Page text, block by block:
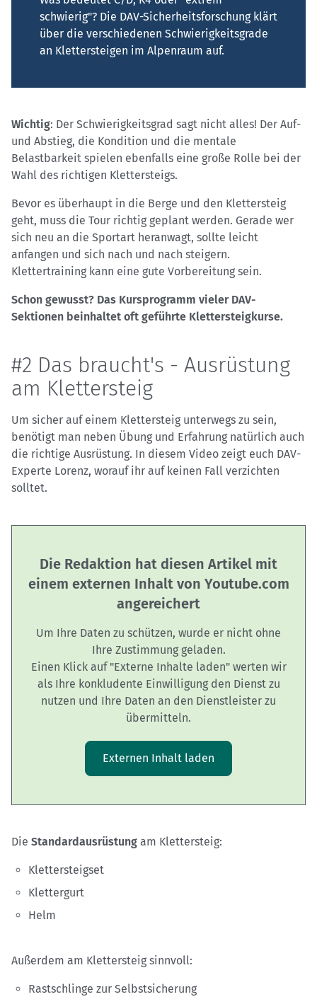
schwierig"? Die DAV-Sicherheitsforschung klärt
über die verschiedenen Schwierigkeitsgrade
an Klettersteigen im Alpenraum auf.
Wichtig: Der Schwierigkeitsgrad sagt nicht alles! Der Auf-
und Abstieg, die Kondition und die mentale
Belastbarkeit spielen ebenfalls eine große Rolle bei der
Wahl des richtigen Klettersteigs.
Bevor es überhaupt in die Berge und den Klettersteig
geht, muss die Tour richtig geplant werden. Gerade wer
sich neu an die Sportart heranwagt, sollte leicht
anfangen und sich nach und nach steigern.
Klettertraining kann eine gute Vorbereitung sein.
Schon gewusst? Das Kursprogramm vieler DAV-
Sektionen beinhaltet oft geführte Klettersteigkurse.
#2 Das braucht's - Ausrüstung
am Klettersteig
Um sicher auf einem Klettersteig unterwegs zu sein,
benötigt man neben Übung und Erfahrung natürlich auch
die richtige Ausrüstung. In diesem Video zeigt euch DAV-
Experte Lorenz, worauf ihr auf keinen Fall verzichten
solltet.
Die Redaktion hat diesen Artikel mit
einem externen Inhalt von Youtube.com
angereichert
Um Ihre Daten zu schützen, wurde er nicht ohne
Ihre Zustimmung geladen.
Einen Klick auf "Externe Inhalte laden" werten wir
als Ihre konkludente Einwilligung den Dienst zu
nutzen und Ihre Daten an den Dienstleister zu
übermitteln.
Externen Inhalt laden
Die Standardausrüstung am Klettersteig:
Klettersteigset
Klettergurt
Helm
Außerdem am Klettersteig sinnvoll:
Rastschlinge zur Selbstsicherung